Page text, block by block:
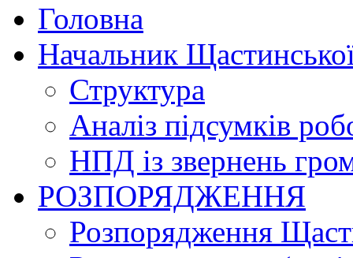
Головна
Начальник
Структура
Аналіз підсумків
НПД із звернень
РОЗПОРЯДЖЕННЯ
Розпорядження